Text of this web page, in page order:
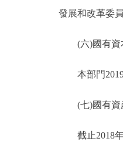
發展和改革委
(六)國有資
本部門2019
(七)國有資
截止2018年